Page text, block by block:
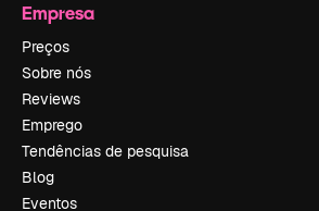
Empresa
Preços
Sobre nós
Reviews
Emprego
Tendências de pesquisa
Blog
Eventos